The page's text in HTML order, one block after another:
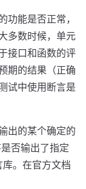
能是否正常，
多数时候，单元
接口和函数的评
期的结果（正确
试中使用断言是
出的某个确定的
否输出了指定
库。在官方文档